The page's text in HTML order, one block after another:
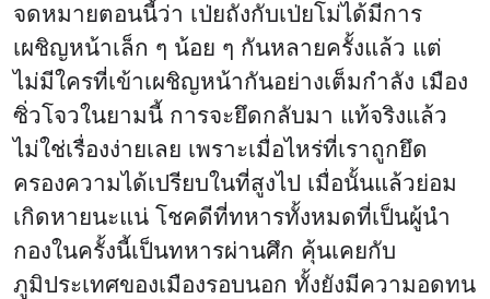
จดหมายตอนนี้ว่า เป่ยถังกับเป่ยโม่ได้มีการ
เผชิญหน้าเล็ก ๆ น้อย ๆ กันหลายครั้งแล้ว แต่
ไม่มีใครที่เข้าเผชิญหน้ากันอย่างเต็มกำลัง เมือง
ซิ่วโจวในยามนี้ การจะยึดกลับมา แท้จริงแล้ว
ไม่ใช่เรื่องง่ายเลย เพราะเมื่อไหร่ที่เราถูกยึด
ครองความได้เปรียบในที่สูงไป เมื่อนั้นแล้วย่อม
เกิดหายนะแน่ โชคดีที่ทหารทั้งหมดที่เป็นผู้นำ
กองในครั้งนี้เป็นทหารผ่านศึก คุ้นเคยกับ
ภูมิประเทศของเมืองรอบนอก ทั้งยังมีความอดทน